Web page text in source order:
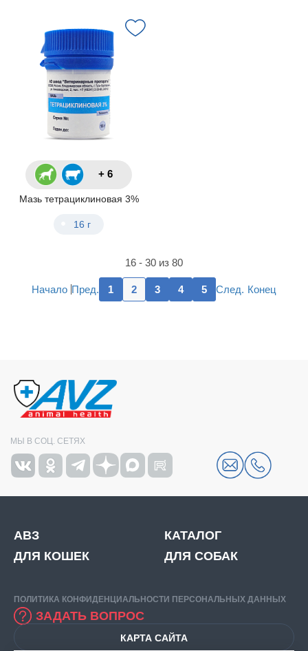
+ 6
Мазь тетрациклиновая 3%
16 г
16 - 30 из 80
Начало Пред. 1 2 3 4 5 След. Конец
МЫ В СОЦ. СЕТЯХ
АВЗ
КАТАЛОГ
ДЛЯ КОШЕК
ДЛЯ СОБАК
ПОЛИТИКА КОНФИДЕНЦИАЛЬНОСТИ ПЕРСОНАЛЬНЫХ ДАННЫХ
ЗАДАТЬ ВОПРОС
КАРТА САЙТА